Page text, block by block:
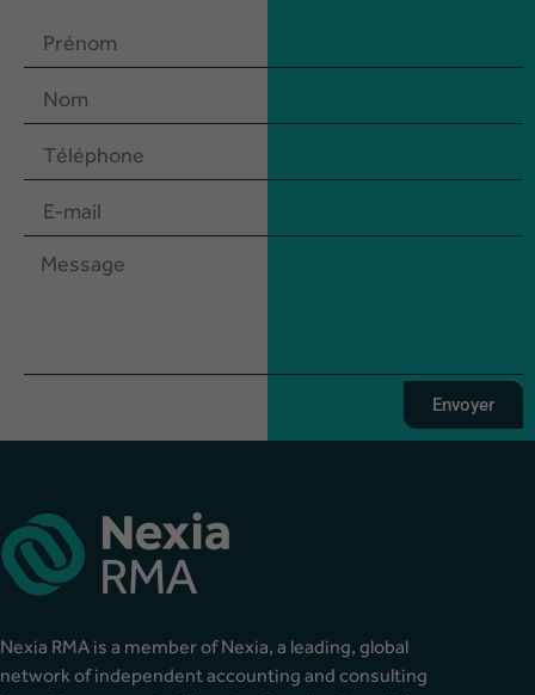
Envoyer
Nexia RMA is a member of Nexia, a leading, global
network of independent accounting and consulting